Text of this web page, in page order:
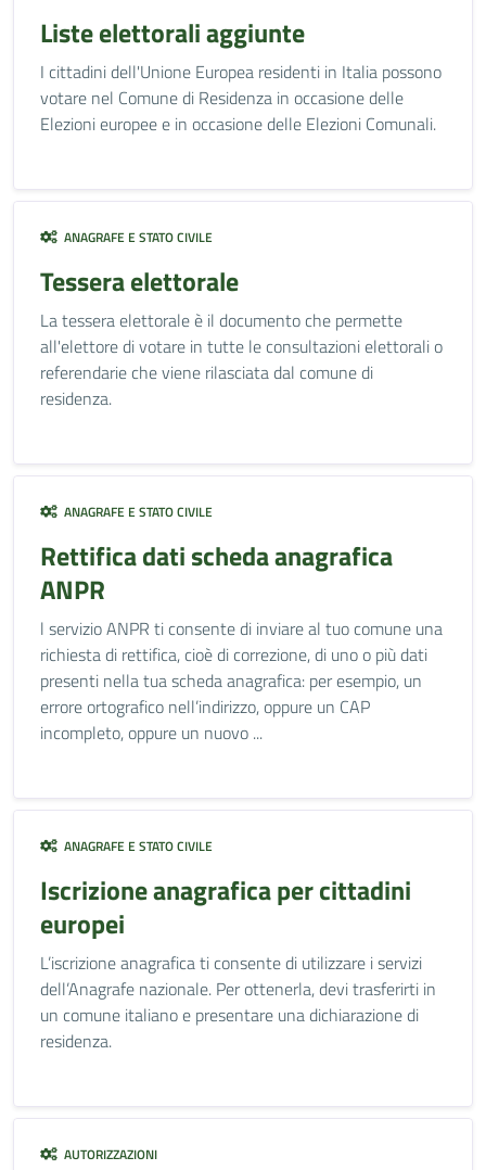
Liste elettorali aggiunte
I cittadini dell'Unione Europea residenti in Italia possono
votare nel Comune di Residenza in occasione delle
Elezioni europee e in occasione delle Elezioni Comunali.
ANAGRAFE E STATO CIVILE
Tessera elettorale
La tessera elettorale è il documento che permette
all'elettore di votare in tutte le consultazioni elettorali o
referendarie che viene rilasciata dal comune di
residenza.
ANAGRAFE E STATO CIVILE
Rettifica dati scheda anagrafica
ANPR
l servizio ANPR ti consente di inviare al tuo comune una
richiesta di rettifica, cioè di correzione, di uno o più dati
presenti nella tua scheda anagrafica: per esempio, un
errore ortografico nell’indirizzo, oppure un CAP
incompleto, oppure un nuovo ...
ANAGRAFE E STATO CIVILE
Iscrizione anagrafica per cittadini
europei
L’iscrizione anagrafica ti consente di utilizzare i servizi
dell’Anagrafe nazionale. Per ottenerla, devi trasferirti in
un comune italiano e presentare una dichiarazione di
residenza.
AUTORIZZAZIONI